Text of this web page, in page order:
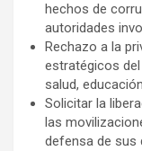
hechos de
autoridades
Rechazo a la
estratégicos
salud,
Solicitar la
las
defensa de sus